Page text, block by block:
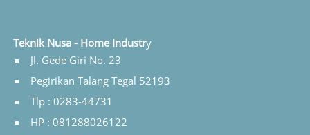
Teknik Nusa - Home Industry
Jl. Gede Giri No. 23
Pegirikan Talang Tegal 52193
Tlp : 0283-44731
HP : 081288026122